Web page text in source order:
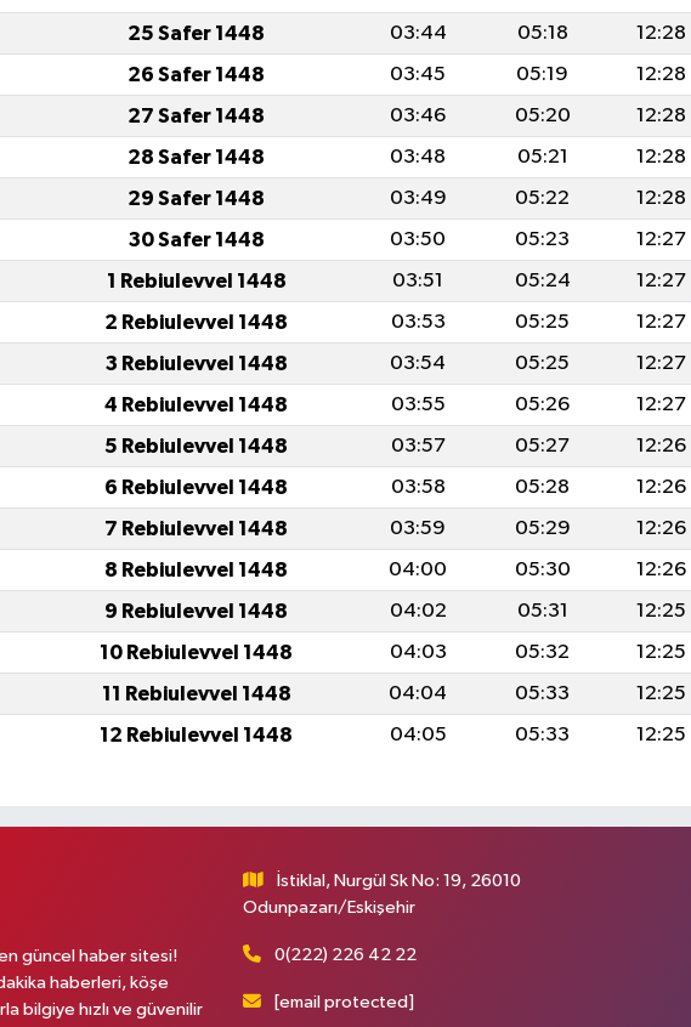
25 Safer 1448 03:44 05:18 12:28
26 Safer 1448 03:45 05:19 12:28
27 Safer 1448 03:46 05:20 12:28
28 Safer 1448 03:48 05:21 12:28
29 Safer 1448 03:49 05:22 12:28
30 Safer 1448 03:50 05:23 12:27
1 Rebiulevvel 1448 03:51 05:24 12:27
2 Rebiulevvel 1448 03:53 05:25 12:27
3 Rebiulevvel 1448 03:54 05:25 12:27
4 Rebiulevvel 1448 03:55 05:26 12:27
5 Rebiulevvel 1448 03:57 05:27 12:26
6 Rebiulevvel 1448 03:58 05:28 12:26
7 Rebiulevvel 1448 03:59 05:29 12:26
8 Rebiulevvel 1448 04:00 05:30 12:26
9 Rebiulevvel 1448 04:02 05:31 12:25
10 Rebiulevvel 1448 04:03 05:32 12:25
11 Rebiulevvel 1448 04:04 05:33 12:25
12 Rebiulevvel 1448 04:05 05:33 12:25
güncel haber sitesi!
haberleri, köşe
bilgiye hızlı ve güvenilir
İstiklal, Nurgül Sk No: 19, 26010
Odunpazarı/Eskişehir
0(222) 226 42 22
[email protected]